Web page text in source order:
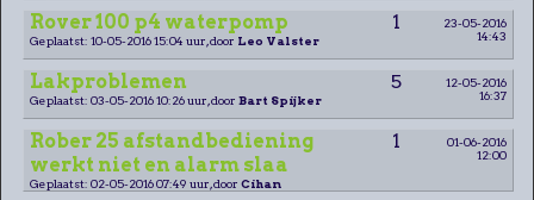
Rover 100 p4 waterpomp 1
23-05-2016
14:43
Geplaatst: 10-05-2016 15:04 uur, door Leo Valster
Lakproblemen 5
12-05-2016
16:37
Geplaatst: 03-05-2016 10:26 uur, door Bart Spijker
Rober 25 afstandbediening
werkt niet en alarm slaa
1
01-06-2016
12:00
Geplaatst: 02-05-2016 07:49 uur, door Cihan